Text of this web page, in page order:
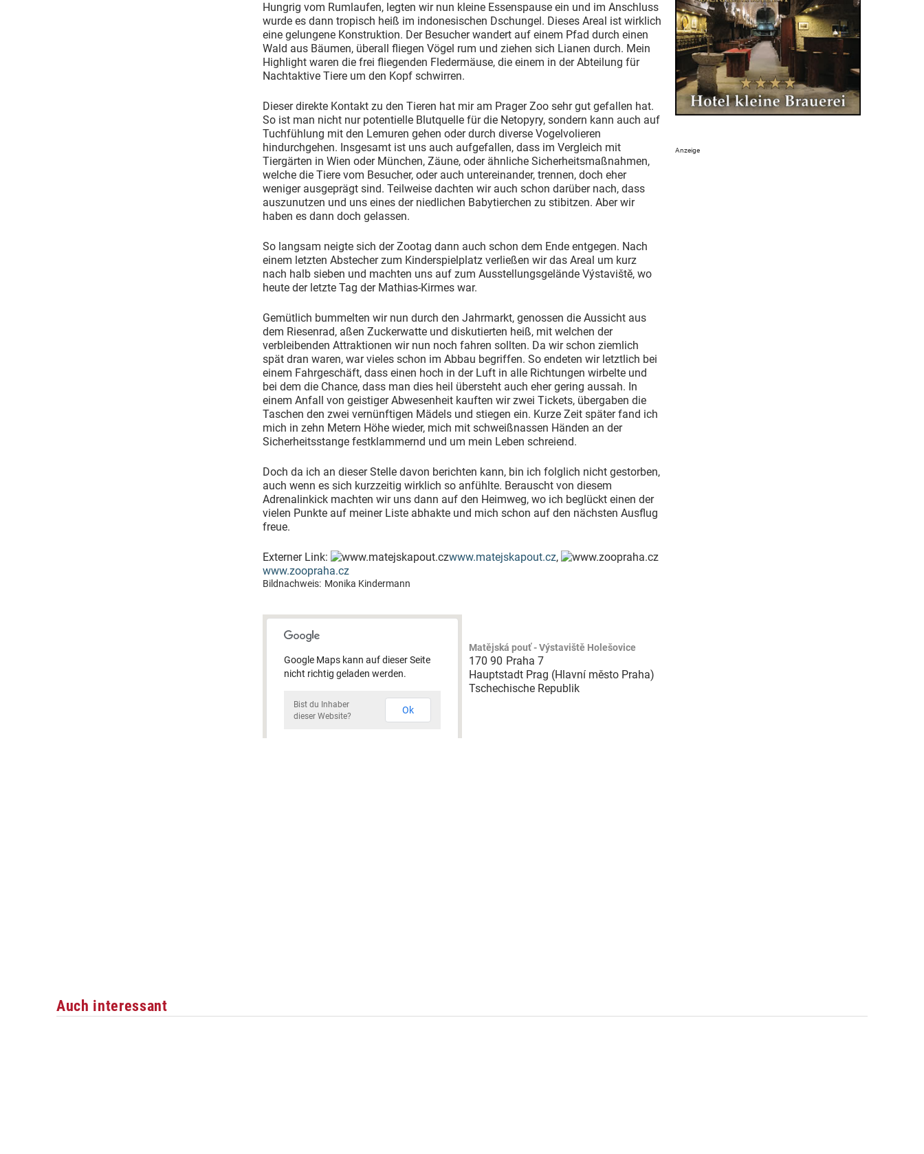
Hungrig vom Rumlaufen, legten wir nun kleine Essenspause ein und im Anschluss
wurde es dann tropisch heiß im indonesischen Dschungel. Dieses Areal ist wirklich
eine gelungene Konstruktion. Der Besucher wandert auf einem Pfad durch einen
Wald aus Bäumen, überall fliegen Vögel rum und ziehen sich Lianen durch. Mein
Highlight waren die frei fliegenden Fledermäuse, die einem in der Abteilung für
Nachtaktive Tiere um den Kopf schwirren.
Dieser direkte Kontakt zu den Tieren hat mir am Prager Zoo sehr gut gefallen hat.
So ist man nicht nur potentielle Blutquelle für die Netopyry, sondern kann auch auf
Tuchfühlung mit den Lemuren gehen oder durch diverse Vogelvolieren
hindurchgehen. Insgesamt ist uns auch aufgefallen, dass im Vergleich mit
Tiergärten in Wien oder München, Zäune, oder ähnliche Sicherheitsmaßnahmen,
welche die Tiere vom Besucher, oder auch untereinander, trennen, doch eher
weniger ausgeprägt sind. Teilweise dachten wir auch schon darüber nach, dass
auszunutzen und uns eines der niedlichen Babytierchen zu stibitzen. Aber wir
haben es dann doch gelassen.
So langsam neigte sich der Zootag dann auch schon dem Ende entgegen. Nach
einem letzten Abstecher zum Kinderspielplatz verließen wir das Areal um kurz
nach halb sieben und machten uns auf zum Ausstellungsgelände Výstavištĕ, wo
heute der letzte Tag der Mathias-Kirmes war.
Gemütlich bummelten wir nun durch den Jahrmarkt, genossen die Aussicht aus
dem Riesenrad, aßen Zuckerwatte und diskutierten heiß, mit welchen der
verbleibenden Attraktionen wir nun noch fahren sollten. Da wir schon ziemlich
spät dran waren, war vieles schon im Abbau begriffen. So endeten wir letztlich bei
einem Fahrgeschäft, dass einen hoch in der Luft in alle Richtungen wirbelte und
bei dem die Chance, dass man dies heil übersteht auch eher gering aussah. In
einem Anfall von geistiger Abwesenheit kauften wir zwei Tickets, übergaben die
Taschen den zwei vernünftigen Mädels und stiegen ein. Kurze Zeit später fand ich
mich in zehn Metern Höhe wieder, mich mit schweißnassen Händen an der
Sicherheitsstange festklammernd und um mein Leben schreiend.
Doch da ich an dieser Stelle davon berichten kann, bin ich folglich nicht gestorben,
auch wenn es sich kurzzeitig wirklich so anfühlte. Berauscht von diesem
Adrenalinkick machten wir uns dann auf den Heimweg, wo ich beglückt einen der
vielen Punkte auf meiner Liste abhakte und mich schon auf den nächsten Ausflug
freue.
Externer Link: www.matejskapout.cz,
www.zoopraha.cz
Bildnachweis: Monika Kindermann
Google Maps kann auf dieser Seite
nicht richtig geladen werden.
Bist du Inhaber
dieser Website?
Ok
Matějská pouť - Výstaviště Holešovice
170 90 Praha 7
Hauptstadt Prag (Hlavní město Praha)
Tschechische Republik
Auch interessant